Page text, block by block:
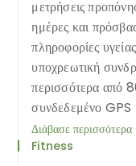
μετρήσεις
ημέρες και
πληροφορίες
υποχρεωτική
περισσότερα από
συνδεδεμένο GPS
Διάβασε περισσότερα
Fitness